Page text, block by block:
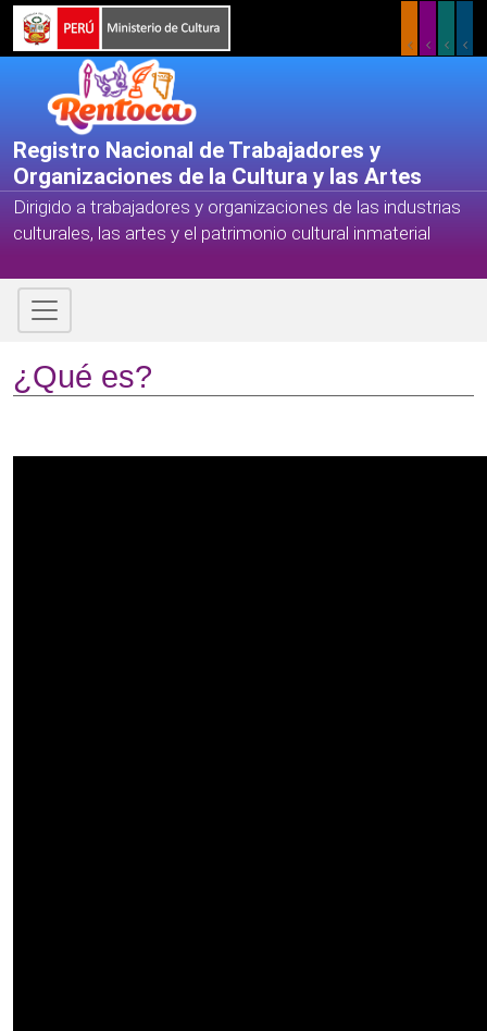
Registro Nacional de Trabajadores y
Organizaciones de la Cultura y las Artes
Dirigido a trabajadores y organizaciones de las industrias
culturales, las artes y el patrimonio cultural inmaterial
¿Qué es?